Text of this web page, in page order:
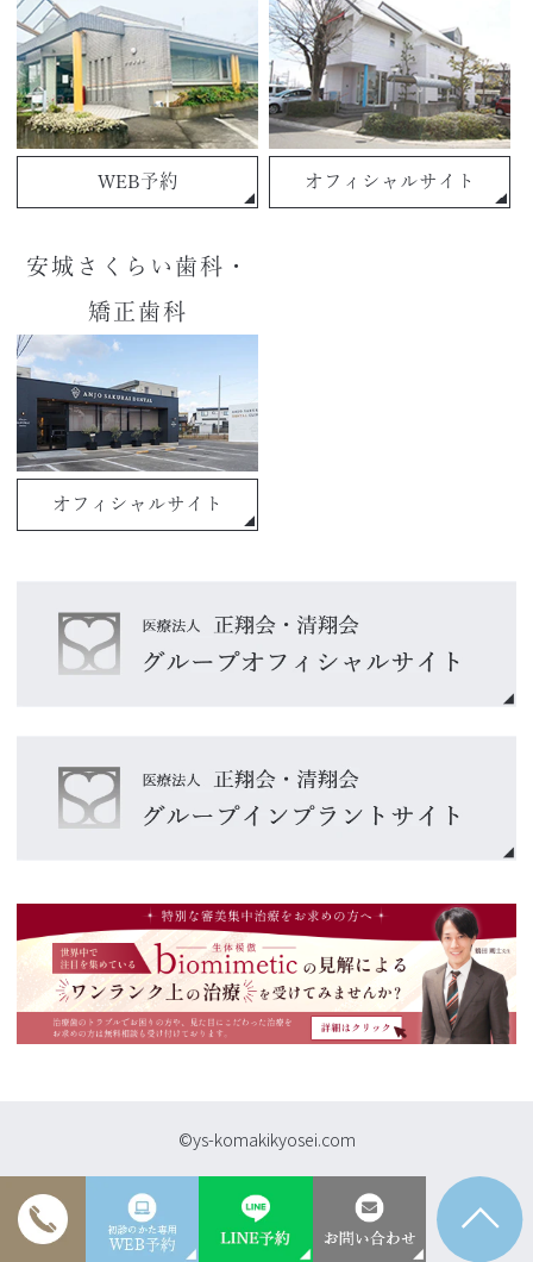
WEB予約 オフィシャルサイト
安城さくらい歯科・
矯正歯科
オフィシャルサイト
©ys-komakikyosei.com